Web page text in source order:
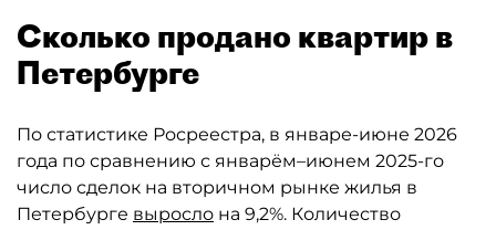
Сколько продано квартир в
Петербурге
По статистике Росреестра, в январе-июне 2026
года по сравнению с январём–июнем 2025-го
число сделок на вторичном рынке жилья в
Петербурге выросло на 9,2%. Количество